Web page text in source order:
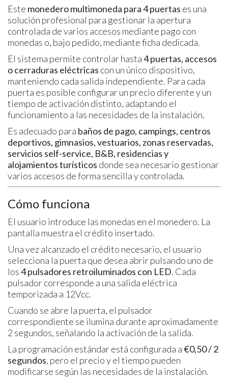
Este monedero multimoneda para 4 puertas es una
solución profesional para gestionar la apertura
controlada de varios accesos mediante pago con
monedas o, bajo pedido, mediante ficha dedicada.
El sistema permite controlar hasta4 puertas, accesos
o cerraduras eléctricas con un único dispositivo,
manteniendo cada salida independiente. Para cada
puerta es posible configurar un precio diferente y un
tiempo de activación distinto, adaptando el
funcionamiento a las necesidades de la instalación.
Es adecuado para baños de pago, campings, centros
deportivos, gimnasios, vestuarios, zonas reservadas,
servicios self-service, B&B, residencias y
alojamientos turísticos donde sea necesario gestionar
varios accesos de forma sencilla y controlada.
Cómo funciona
El usuario introduce las monedas en el monedero. La
pantalla muestra el crédito insertado.
Una vez alcanzado el crédito necesario, el usuario
selecciona la puerta que desea abrir pulsando uno de
los4 pulsadores retroiluminados con LED. Cada
pulsador corresponde a una salida eléctrica
temporizada a 12Vcc.
Cuando se abre la puerta, el pulsador
correspondiente se ilumina durante aproximadamente
2 segundos, señalando la activación de la salida.
La programación estándar está configurada a€0,50 / 2
segundos, pero el precio y el tiempo pueden
modificarse según las necesidades de la instalación.